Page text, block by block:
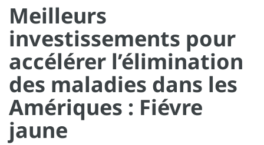
Meilleurs
investissements pour
accélérer l’élimination
des maladies dans les
Amériques : Fiévre
jaune